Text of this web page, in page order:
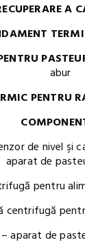
A
abur
PENTRU
de nivel şi
aparat de
pentru
centrifugă
– aparat de